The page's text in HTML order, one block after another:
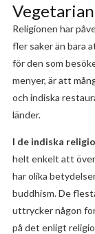
Religionen har
fler saker än bara
för den som
menyer, är att
och indiska
länder.
I de indiska
helt enkelt att
har olika
buddhism. De
uttrycker någon
på det enligt